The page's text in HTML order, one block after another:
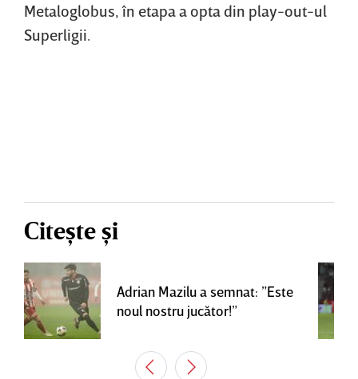
Metaloglobus, în etapa a opta din play-out-ul
Superligii.
Citește și
Adrian Mazilu a semnat: ”Este
noul nostru jucător!”